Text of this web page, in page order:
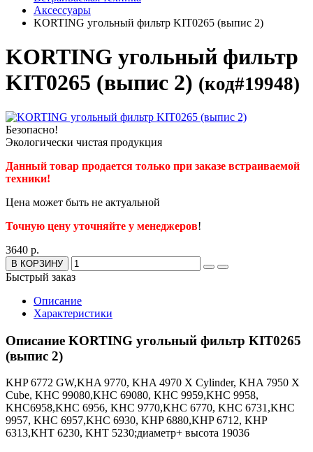
Аксессуары
KORTING угольный фильтр KIT0265 (выпис 2)
KORTING угольный фильтр
KIT0265 (выпис 2) (код#19948)
Безопасно!
Экологически чистая продукция
Данный товар продается только при заказе встраиваемой
техники!
Цена может быть не актуальной
Точную цену уточняйте у менеджеров!
3640 р.
В КОРЗИНУ
Быстрый заказ
Описание
Характеристики
Описание KORTING угольный фильтр KIT0265
(выпис 2)
KHP 6772 GW,KHA 9770, KHA 4970 X Cylinder, KHA 7950 X
Cube, KHC 99080,KHC 69080, KHC 9959,KHC 9958,
KHC6958,KHC 6956, KHC 9770,KHC 6770, KHC 6731,KHC
9957, KHC 6957,KHC 6930, KHP 6880,KHP 6712, KHP
6313,KHT 6230, KHT 5230;диаметр+ высота 19036